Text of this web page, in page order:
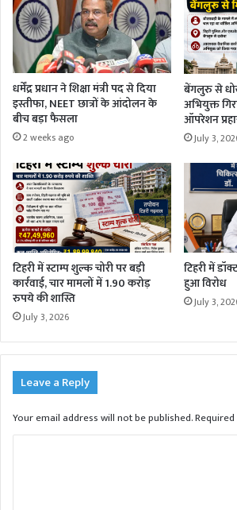
धर्मेंद्र प्रधान ने शिक्षा मंत्री पद से दिया
इस्तीफा, NEET छात्रों के आंदोलन के
बीच बड़ा फैसला
2 weeks ago
बेंगलुरु से
अभियुक्त
ऑपरेशन
July 3,
टिहरी में स्टाम्प शुल्क चोरी पर बड़ी
कार्रवाई, चार मामलों में 1.90 करोड़
रुपये की शास्ति
July 3, 2026
टिहरी में
हुआ विरोध
July 3,
Leave a Reply
Your email address will not be published.